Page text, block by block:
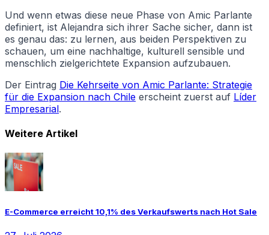
Und wenn etwas diese neue Phase von Amic Parlante
definiert, ist Alejandra sich ihrer Sache sicher, dann ist
es genau das: zu lernen, aus beiden Perspektiven zu
schauen, um eine nachhaltige, kulturell sensible und
menschlich zielgerichtete Expansion aufzubauen.
Der Eintrag Die Kehrseite von Amic Parlante: Strategie
für die Expansion nach Chile erscheint zuerst auf Líder
Empresarial.
Weitere Artikel
E-Commerce erreicht 10,1% des Verkaufswerts nach Hot Sale